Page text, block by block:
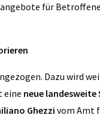
für
Dazu wird
eine neue landesweite
Ghezzivom Amt